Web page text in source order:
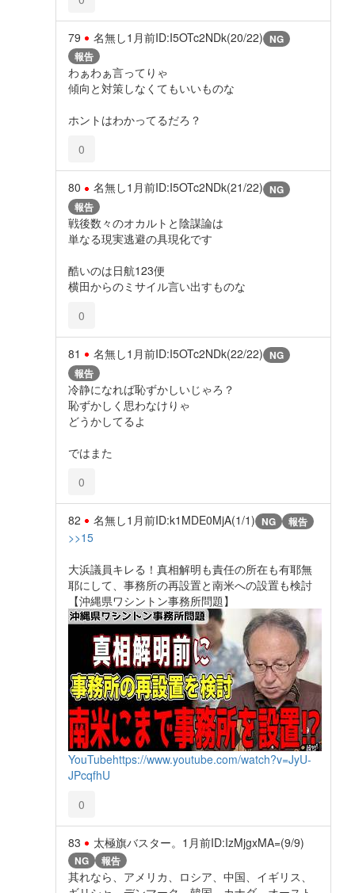
79 名無し1月前ID:I5OTc2NDk(20/22) NG
報告
わぁわぁ言ってりゃ
傾向と対策しなくてもいいものな
ホントはわかってるだろ？
0
80 名無し1月前ID:I5OTc2NDk(21/22) NG
報告
戦後数々のオカルトと陰謀論は
単なる現実逃避の具現化です
酷いのは日航123便
横田からのミサイル言い出すものな
0
81 名無し1月前ID:I5OTc2NDk(22/22) NG
報告
冷静になれば恥ずかしいじゃろ？
恥ずかしく思わなけりゃ
どうかしてるよ
ではまた
0
82 名無し1月前ID:k1MDE0MjA(1/1) NG 報告
>>15
大浜議員キレる！真相解明も責任の所在も有耶無
耶にして、事務所の再設置と南米への設置も検討
【沖縄県ワシントン事務所問題】
YouTubehttps://www.youtube.com/watch?v=JyU-
JPcqfhU
0
83 太極旗バスター。 1月前ID:IzMjgxMA=(9/9)
NG 報告
其れなら、アメリカ、ロシア、中国、イギリス、